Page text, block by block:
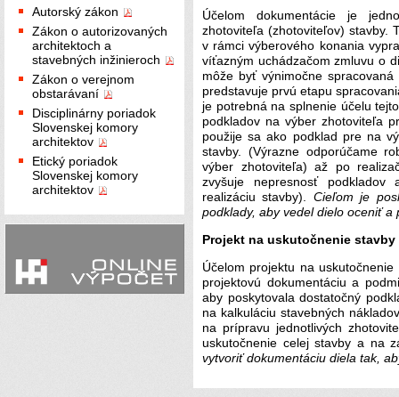
Autorský zákon
Zákon o autorizovaných
architektoch a
stavebných inžinieroch
Zákon o verejnom
obstarávaní
Disciplinárny poriadok
Slovenskej komory
architektov
Etický poriadok
Slovenskej komory
architektov
Účelom dokumentácie je
zhotoviteľa (zhotoviteľov) stavby.
v rámci výberového konania
víťazným uchádzačom zmluvu o
môže byť výnimočne
predstavuje prvú etapu
je potrebná na splnenie účelu
podkladov na výber zhotoviteľa
použije sa ako podklad pre na
stavby. (Výrazne odporúčame
výber zhotoviteľa) až po
zvyšuje nepresnosť
realizáciu stavby). Cieľom je
podklady, aby vedel dielo oceniť
Projekt na uskutočnenie
Účelom projektu na
projektovú dokumentáciu a
aby poskytovala dostatočný
na kalkuláciu stavebných
na prípravu jednotlivých
uskutočnenie celej stavby a na
vytvoriť dokumentáciu diela tak,